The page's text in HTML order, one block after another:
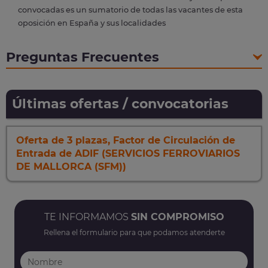
convocadas es un sumatorio de todas las vacantes de esta
oposición en España y sus localidades
Preguntas Frecuentes
Últimas ofertas / convocatorias
Oferta de 3 plazas, Factor de Circulación de
Entrada de ADIF (SERVICIOS FERROVIARIOS
DE MALLORCA (SFM))
TE INFORMAMOS SIN COMPROMISO
Rellena el formulario para que podamos atenderte